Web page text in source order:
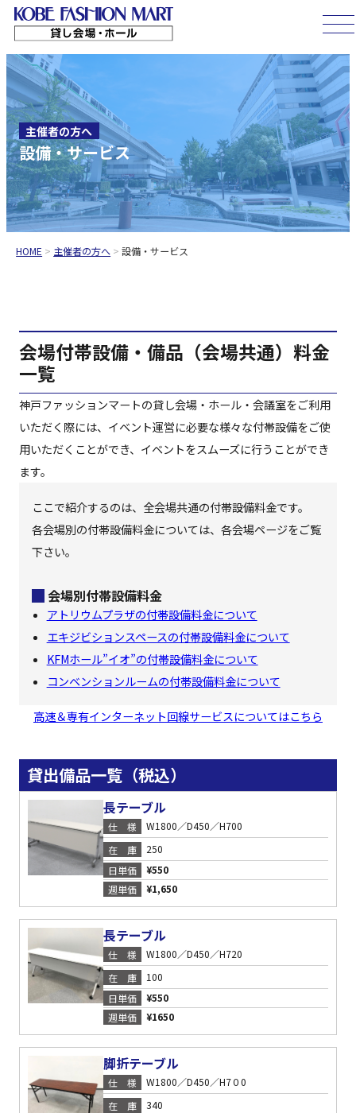
コ
ン
テ
ン
ツ
へ
ス
キ
ッ
プ
主催者の方へ
設備・サービス
HOME > 主催者の方へ >設備・サービス
会場付帯設備・備品（会場共通）料金
一覧
神戸ファッションマートの貸し会場・ホール・会議室をご利用
いただく際には、イベント運営に必要な様々な付帯設備をご使
用いただくことができ、イベントをスムーズに行うことができ
ます。
ここで紹介するのは、全会場共通の付帯設備料金です。
各会場別の付帯設備料金については、各会場ページをご覧
下さい。
会場別付帯設備料金
アトリウムプラザの付帯設備料金について
エキジビションスペースの付帯設備料金について
KFMホール”イオ”の付帯設備料金について
コンベンションルームの付帯設備料金について
高速＆専有インターネット回線サービスについてはこちら
貸出備品一覧（税込）
長テーブル
仕様
W1800／D450／H700
在庫
250
日単価
¥550
週単価
¥1,650
長テーブル
仕様
W1800／D450／H720
在庫
100
日単価
¥550
週単価
¥1650
脚折テーブル
仕様
W1800／D450／H7０0
在庫
340